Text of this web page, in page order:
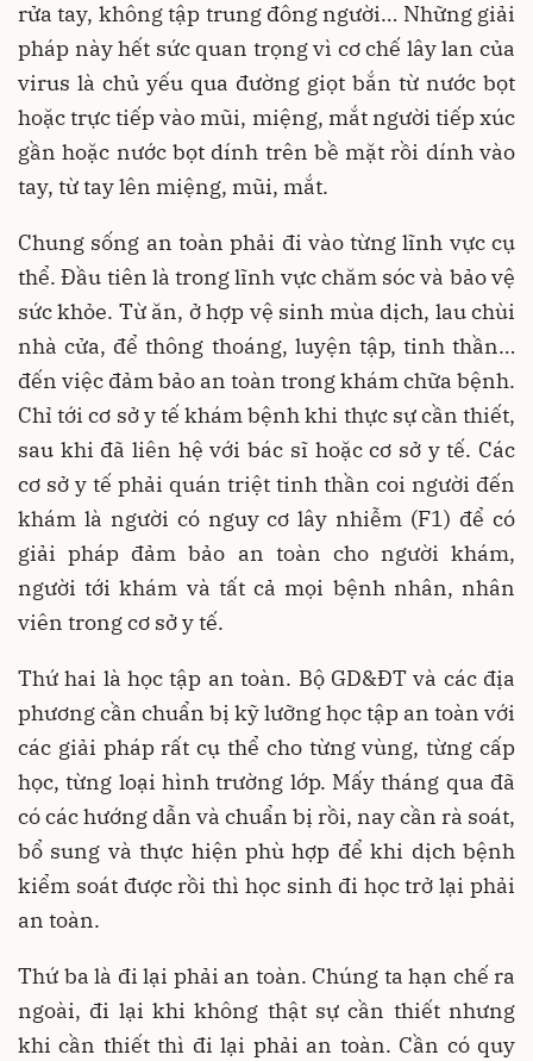
rửa tay, không tập trung đông người… Những giải
pháp này hết sức quan trọng vì cơ chế lây lan của
virus là chủ yếu qua đường giọt bắn từ nước bọt
hoặc trực tiếp vào mũi, miệng, mắt người tiếp xúc
gần hoặc nước bọt dính trên bề mặt rồi dính vào
tay, từ tay lên miệng, mũi, mắt.
Chung sống an toàn phải đi vào từng lĩnh vực cụ
thể. Đầu tiên là trong lĩnh vực chăm sóc và bảo vệ
sức khỏe. Từ ăn, ở hợp vệ sinh mùa dịch, lau chùi
nhà cửa, để thông thoáng, luyện tập, tinh thần…
đến việc đảm bảo an toàn trong khám chữa bệnh.
Chỉ tới cơ sở y tế khám bệnh khi thực sự cần thiết,
sau khi đã liên hệ với bác sĩ hoặc cơ sở y tế. Các
cơ sở y tế phải quán triệt tinh thần coi người đến
khám là người có nguy cơ lây nhiễm (F1) để có
giải pháp đảm bảo an toàn cho người khám,
người tới khám và tất cả mọi bệnh nhân, nhân
viên trong cơ sở y tế.
Thứ hai là học tập an toàn. Bộ GD&ĐT và các địa
phương cần chuẩn bị kỹ lưỡng học tập an toàn với
các giải pháp rất cụ thể cho từng vùng, từng cấp
học, từng loại hình trường lớp. Mấy tháng qua đã
có các hướng dẫn và chuẩn bị rồi, nay cần rà soát,
bổ sung và thực hiện phù hợp để khi dịch bệnh
kiểm soát được rồi thì học sinh đi học trở lại phải
an toàn.
Thứ ba là đi lại phải an toàn. Chúng ta hạn chế ra
ngoài, đi lại khi không thật sự cần thiết nhưng
khi cần thiết thì đi lại phải an toàn. Cần có quy